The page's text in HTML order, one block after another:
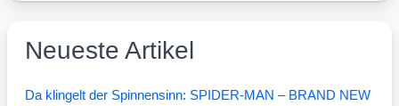
Neueste Artikel
Da klingelt der Spinnensinn: SPIDER-MAN – BRAND NEW